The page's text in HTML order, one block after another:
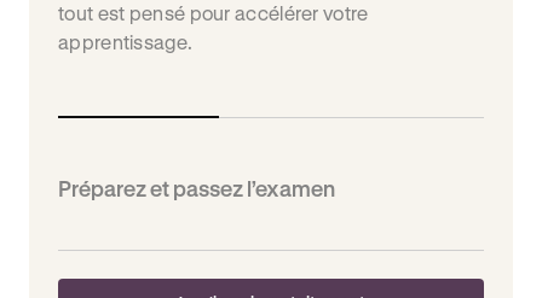
tout est pensé pour accélérer votre
apprentissage.
Préparez et passez l’examen